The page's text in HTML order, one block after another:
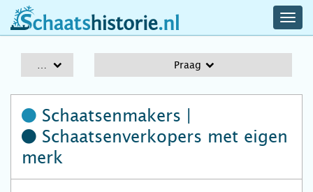
schaatshistorie.nl
Praag
Schaatsenmakers |
Schaatsenverkopers met eigen
merk